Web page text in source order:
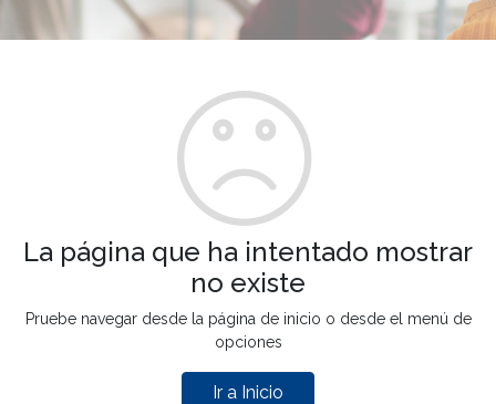
La página que ha intentado mostrar
no existe
Pruebe navegar desde la página de inicio o desde el menú de
opciones
Ir a Inicio